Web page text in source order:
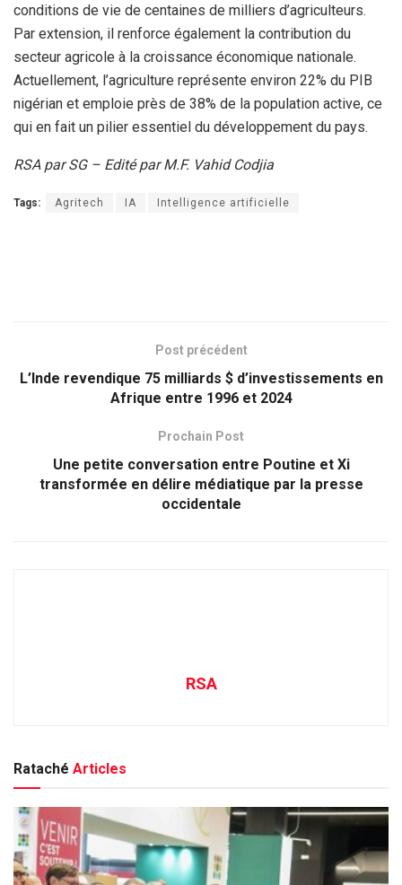
conditions de vie de centaines de milliers d’agriculteurs.
Par extension, il renforce également la contribution du
secteur agricole à la croissance économique nationale.
Actuellement, l’agriculture représente environ 22% du PIB
nigérian et emploie près de 38% de la population active, ce
qui en fait un pilier essentiel du développement du pays.
RSA par SG – Edité par M.F. Vahid Codjia
Tags: Agritech IA Intelligence artificielle
Post précédent
L’Inde revendique 75 milliards $ d’investissements en
Afrique entre 1996 et 2024
Prochain Post
Une petite conversation entre Poutine et Xi
transformée en délire médiatique par la presse
occidentale
RSA
Rataché Articles